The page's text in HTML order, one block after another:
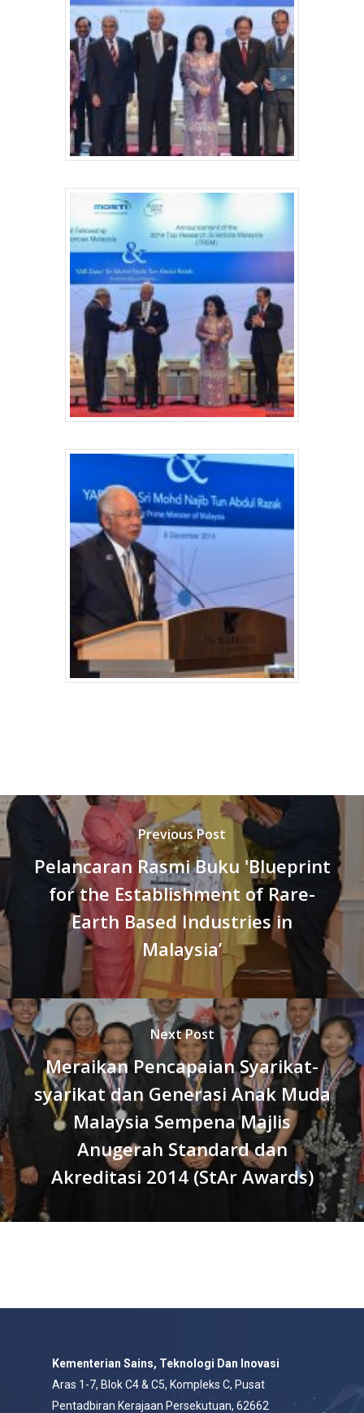
Previous Post
Pelancaran Rasmi Buku 'Blueprint
for the Establishment of Rare-
Earth Based Industries in
Malaysia’
Next Post
Meraikan Pencapaian Syarikat-
syarikat dan Generasi Anak Muda
Malaysia Sempena Majlis
Anugerah Standard dan
Akreditasi 2014 (StAr Awards)
Kementerian Sains, Teknologi Dan Inovasi
Aras 1-7, Blok C4 & C5, Kompleks C, Pusat
Pentadbiran Kerajaan Persekutuan, 62662